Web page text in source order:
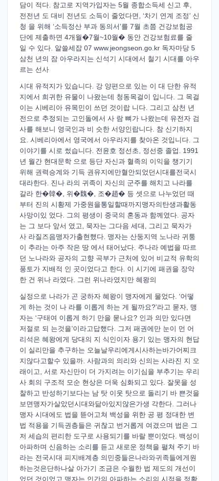
담이 적다. 참고로 지역가입자는 5월 종합소득세 신고 후,
전전년 도 대비 전년도 소득이 줄었다면, ‘차기 연계 조정’ 신
청 을 위해 ‘소득정산 부과 동의서’를 7월 초쯤 건강보험공
단에 제출하면 4개월�7월~10월� 동안 건강보험료를 줄
일 수 있다. 알쓸세잡 07 www.jeongseon.go.kr 독자마당 5
삼천 년의 잠 아우라지는 신석기 시대에서 철기 시대를 아우
르는 선사
시대 유적지가 있습니다. 강 양편으로 있는 이 대 단한 유적
지에서 희귀한 유물이 나왔는데 청동목걸이 입니다. 그 목걸
이는 시베리아 유목민이 쓰던 것이랍 니다. 그리고 삼천 년
전으로 추정되는 고인돌에서 사 람 뼈가 나왔는데 유전자 검
사를 해보니 영국인과 비 슷한 서양인랍니다. 참 신기하지
요. 시베리아에서 영국에서 아우라지를 찾아온 것입니다. 그
이야기를 시로 썼습니다. 전윤호 정선초, 정선중 졸업. 1991
년 월간 현대문학 으로 등단 자신과 혈족의 이익을 챙기기
위해 권력승계와 기득 권유지에만혈안되었던시대를전국시
대라한다. 진나 라의 귀족이 자신의 군주를 해치고 나라를
갈라 한�韓�, 위�魏�, 조�趙� 등 셋으로 나누었던 때
부터 진의 시황제 가중원을통일할때까지맹자의탄생과활동
사망이있 었다. 그의 평생이 중국의 혼동과 함께였다. 공자
는 그 보다 앞서 였고, 묵자는 그다음 세대, 그리고 묵자가
사 라질즈음맹자가출현했다. 맹자는 산둥지역 노나라 귀퉁
이 추라는 아주 작은 땅 에서 태어났다. 주나라 예법을 따르
던 노나라와 공자의 고향 곡부가 근처에 있어 비교적 유학의
풍토가 지배적 인 곳이었다고 한다. 이 시기에 패권을 장악
한 건 위나 라였다. 그런 위나라였지만 혜왕의
실정으로 나라가 곤 궁하자 혜왕이 맹자에게 물었다. ‘어떻
게 하는 것이 나 라를 이롭게 하는 게 될까요?’라고 묻자, 맹
자는 ‘구태여 이롭게 하기 만을 묻나요? 인과 의만 있다면
저절로 되 는것을’이라고답했다. 그저 패권에만 눈이 먼 어
리석은 혜왕에게 당대의 지 식인이자 용기 있는 맹자의 현답
이 실리만을 추구하는 오늘날우리에게시사하는바가어찌크
지않다고할수 있을까. 사람과의 의리와 신의는 사라진 지 오
래이고, 서로 자신만이 더 가지려는 이기심을 부추기는 우리
사 회의 구조적 모순 현상은 더욱 심화되고 있다. 잘못을 성
찰하고 반성하기보다는 남 탓 이웃 탓으로 돌리기 바 쁜것을
보면맹자가살았던시대와닮아있지않은가생 각한다. 그러나
맹자 시대에도 법을 뜯어고쳐 백성을 위한 공 평 정대한 변
법 적용을 기득권층들은 귀찮고 번거롭게 여겼으며 법은 그
저 세습의 편리한 도구로 사용되기를 바랄 뿐이었다. 백성이
아파하며 신음하는 소리를 듣고 새로운 정책을 펼쳐 주기 바
라는 전국시대 피지배계층 의민중들은나라와귀족들에게원
하는것은단하나살 아가기 조금은 수월한 법 제도의 개선이
었던 것이었고 맹자는 인간의 아파하는 소리의 시점을 정확